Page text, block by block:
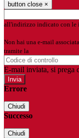
button close ×
all'indirizzo indicato con le
Non hai una e-mail
tramite la
E-mail inviata, si prega
Errore
Chiudi
Successo
Chiudi